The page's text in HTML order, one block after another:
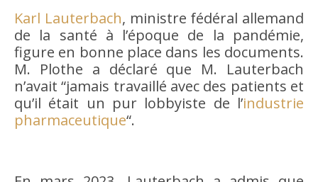
Karl Lauterbach, ministre fédéral allemand
de la santé à l’époque de la pandémie,
figure en bonne place dans les documents.
M. Plothe a déclaré que M. Lauterbach
n’avait “jamais travaillé avec des patients et
qu’il était un pur lobbyiste de l’industrie
pharmaceutique“.